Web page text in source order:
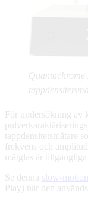
Quantachrome
För undersökning av
tappdensitetsmätare
frekvens och
mätglas är
Se denna slow-
Play) när den